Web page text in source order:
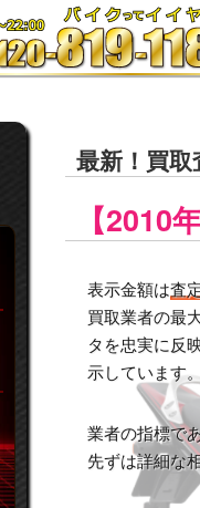
最新！買取
【2010
表示金額は査
買取業者の最
タを忠実に反
示しています。
業者の指標で
先ずは詳細な